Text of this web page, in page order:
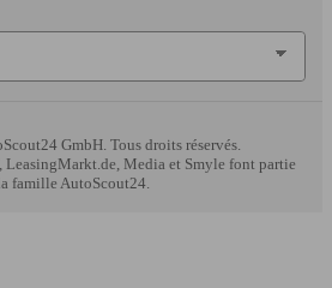
GmbH. Tous droits réservés.
Media et Smyle font partie
famille AutoScout24.